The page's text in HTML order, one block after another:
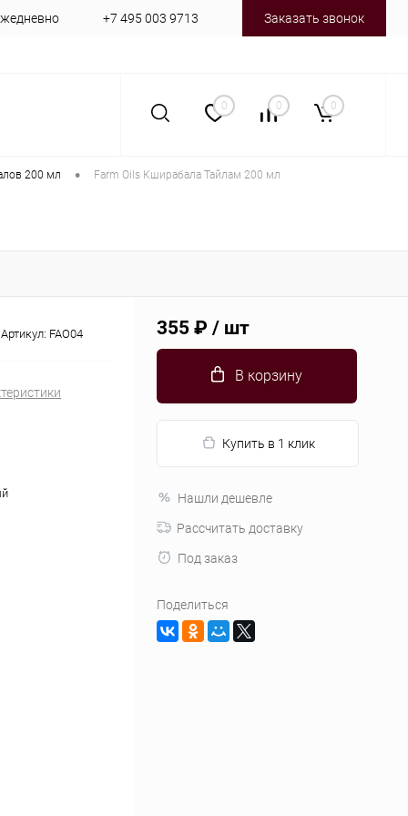
+7 495 003 9713 Заказать звонок
0 0 0
200 мл • Farm Oils Кширабала Тайлам 200 мл
Артикул: FAO04 355 ₽ / шт
В корзину
Купить в 1 клик
Нашли дешевле
Рассчитать доставку
Под заказ
Поделиться